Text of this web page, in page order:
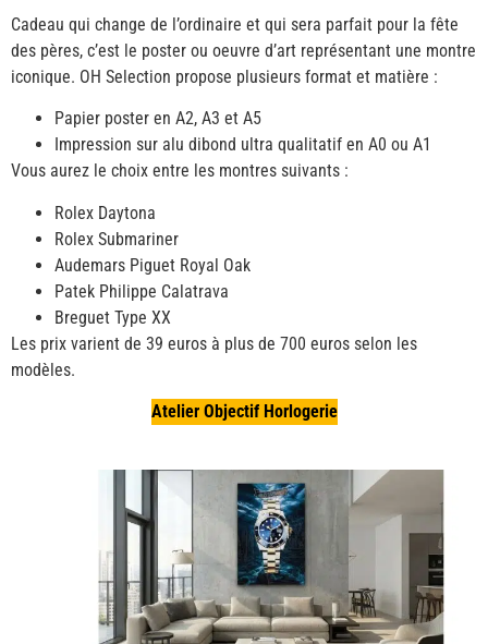
Cadeau qui change de l’ordinaire et qui sera parfait pour la fête
des pères, c’est le poster ou oeuvre d’art représentant une montre
iconique. OH Selection propose plusieurs format et matière :
Papier poster en A2, A3 et A5
Impression sur alu dibond ultra qualitatif en A0 ou A1
Vous aurez le choix entre les montres suivants :
Rolex Daytona
Rolex Submariner
Audemars Piguet Royal Oak
Patek Philippe Calatrava
Breguet Type XX
Les prix varient de 39 euros à plus de 700 euros selon les
modèles.
Atelier Objectif Horlogerie